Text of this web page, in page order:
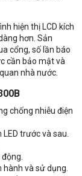
hiện thị LCD kích
hơn. Sản
cổng, số lần báo
cần bảo mật và
nhà nước.
chống nhiễu điện
trước và sau.
và sử dụng.
AT-300B